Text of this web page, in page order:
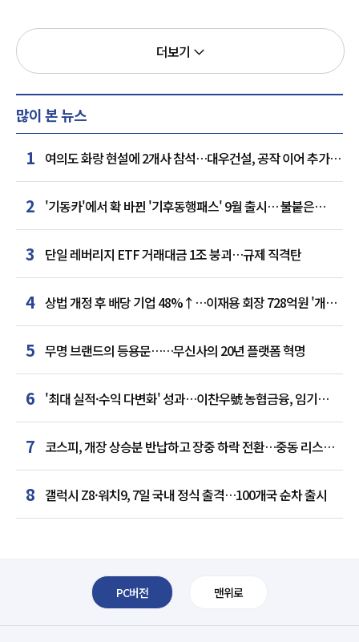
더보기
많이 본 뉴스
1 여의도 화랑 현설에 2개사 참석…대우건설, 공작 이어 추가
거점 확보하나
2 '기동카'에서 확 바뀐 '기후동행패스' 9월 출시… 불붙은
카드사 경쟁
3 단일 레버리지 ETF 거래대금 1조 붕괴…규제 직격탄
4 상법 개정 후 배당 기업 48%↑…이재용 회장 728억원 '개인
최다'
5 무명 브랜드의 등용문……무신사의 20년 플랫폼 혁명
6 '최대 실적·수익 다변화' 성과…이찬우號 농협금융, 임기
말년 성장 박차
7 코스피, 개장 상승분 반납하고 장중 하락 전환…중동 리스크·
美 경계감
8 갤럭시 Z8·워치9, 7일 국내 정식 출격…100개국 순차 출시
PC버전 맨위로